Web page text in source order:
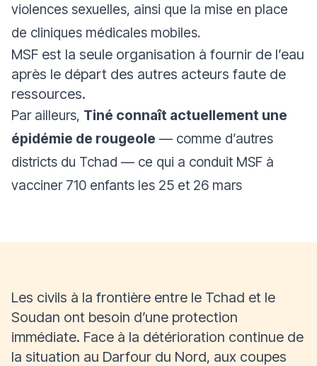
violences sexuelles, ainsi que la mise en place
de cliniques médicales mobiles.
MSF est la seule organisation à fournir de l’eau
après le départ des autres acteurs faute de
ressources.
Par ailleurs, Tiné connaît actuellement une
épidémie de rougeole — comme d’autres
districts du Tchad — ce qui a conduit MSF à
vacciner 710 enfants les 25 et 26 mars
Les civils à la frontière entre le Tchad et le
Soudan ont besoin d’une protection
immédiate. Face à la détérioration continue de
la situation au Darfour du Nord, aux coupes